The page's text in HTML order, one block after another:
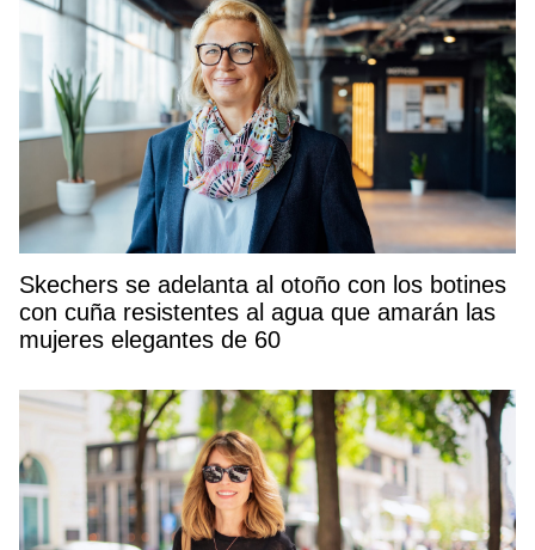
Skechers se adelanta al otoño con los botines
con cuña resistentes al agua que amarán las
mujeres elegantes de 60